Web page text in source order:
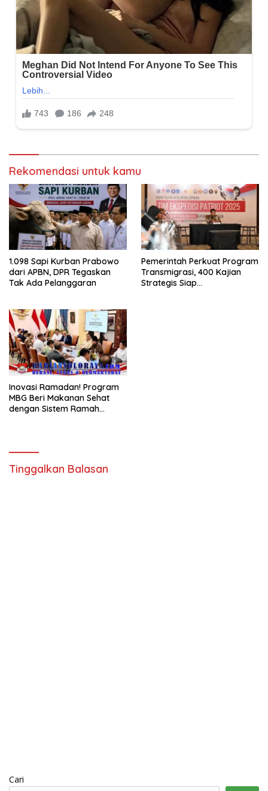
Rekomendasi untuk kamu
1.098 Sapi Kurban Prabowo
dari APBN, DPR Tegaskan
Tak Ada Pelanggaran
Pemerintah Perkuat Program
Transmigrasi, 400 Kajian
Strategis Siap
Inovasi Ramadan! Program
MBG Beri Makanan Sehat
dengan Sistem Ramah
Tinggalkan Balasan
Cari